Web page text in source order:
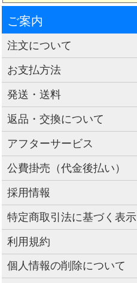
ご案内
注文について
お支払方法
発送・送料
返品・交換について
アフターサービス
公費掛売（代金後払い）
採用情報
特定商取引法に基づく表示
利用規約
個人情報の削除について